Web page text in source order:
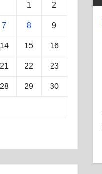
1 2
7 8 9
14 15 16
21 22 23
28 29 30